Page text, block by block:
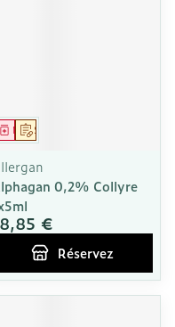
Sur prescription
Médicament
0,2% Collyre
€
Réservez